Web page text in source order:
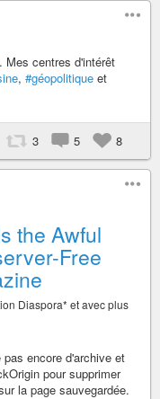
. Mes centres d'intérêt
, #géopolitique et
3 5 8
the Awful
Free
Diaspora* et avec plus
encore d'archive et
pour supprimer
la page sauvegardée.